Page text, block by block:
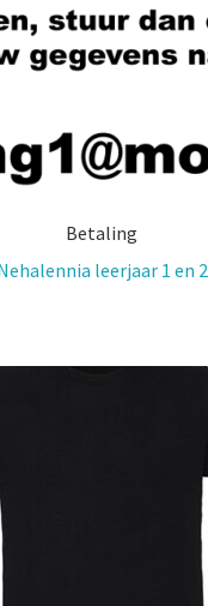
Betaling
leerjaar 1 en 2